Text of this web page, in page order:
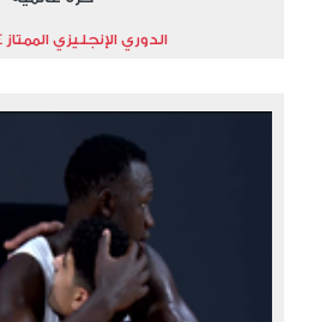
الدوري الإنجليزي الممتاز 2024-2025